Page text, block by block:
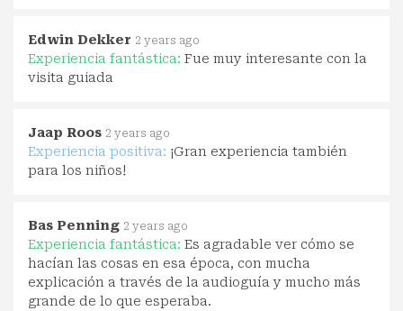
Edwin Dekker 2 years ago
Experiencia fantástica: Fue muy interesante con la
visita guiada
Jaap Roos 2 years ago
Experiencia positiva: ¡Gran experiencia también
para los niños!
Bas Penning 2 years ago
Experiencia fantástica: Es agradable ver cómo se
hacían las cosas en esa época, con mucha
explicación a través de la audioguía y mucho más
grande de lo que esperaba.